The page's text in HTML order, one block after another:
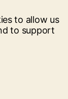
to allow us
to support